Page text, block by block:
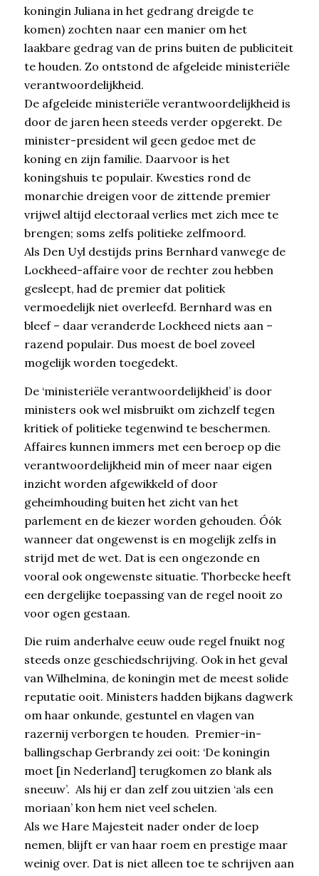
koningin Juliana in het gedrang dreigde te
komen) zochten naar een manier om het
laakbare gedrag van de prins buiten de publiciteit
te houden. Zo ontstond de afgeleide ministeriële
verantwoordelijkheid.
De afgeleide ministeriële verantwoordelijkheid is
door de jaren heen steeds verder opgerekt. De
minister-president wil geen gedoe met de
koning en zijn familie. Daarvoor is het
koningshuis te populair. Kwesties rond de
monarchie dreigen voor de zittende premier
vrijwel altijd electoraal verlies met zich mee te
brengen; soms zelfs politieke zelfmoord.
Als Den Uyl destijds prins Bernhard vanwege de
Lockheed-affaire voor de rechter zou hebben
gesleept, had de premier dat politiek
vermoedelijk niet overleefd. Bernhard was en
bleef – daar veranderde Lockheed niets aan –
razend populair. Dus moest de boel zoveel
mogelijk worden toegedekt.
De ‘ministeriële verantwoordelijkheid’ is door
ministers ook wel misbruikt om zichzelf tegen
kritiek of politieke tegenwind te beschermen.
Affaires kunnen immers met een beroep op die
verantwoordelijkheid min of meer naar eigen
inzicht worden afgewikkeld of door
geheimhouding buiten het zicht van het
parlement en de kiezer worden gehouden. Óók
wanneer dat ongewenst is en mogelijk zelfs in
strijd met de wet. Dat is een ongezonde en
vooral ook ongewenste situatie. Thorbecke heeft
een dergelijke toepassing van de regel nooit zo
voor ogen gestaan.
Die ruim anderhalve eeuw oude regel fnuikt nog
steeds onze geschiedschrijving. Ook in het geval
van Wilhelmina, de koningin met de meest solide
reputatie ooit. Ministers hadden bijkans dagwerk
om haar onkunde, gestuntel en vlagen van
razernij verborgen te houden. Premier-in-
ballingschap Gerbrandy zei ooit: ‘De koningin
moet [in Nederland] terugkomen zo blank als
sneeuw’. Als hij er dan zelf zou uitzien ‘als een
moriaan’ kon hem niet veel schelen.
Als we Hare Majesteit nader onder de loep
nemen, blijft er van haar roem en prestige maar
weinig over. Dat is niet alleen toe te schrijven aan